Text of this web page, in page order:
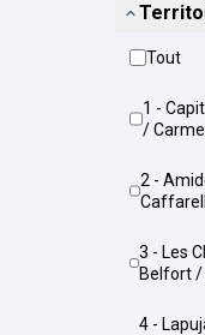
Tout
1 - Capitole / Arnaud Bernard
/
2 - Amidonniers / Compans-
3 - Les Chalets / Bayard /
Belfort /
4 - Lapujade / Bonnefoy /